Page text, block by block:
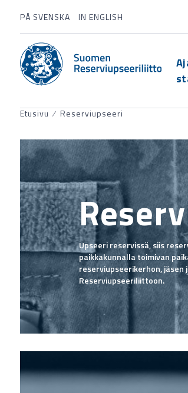
PÅ SVENSKA IN ENGLISH
Etusivu ⁄ Reserviupseeri
Upseeri reservissä, siis
paikkakunnalla toimivan
reserviupseerikerhon, jäsen
Reserviupseeriliittoon.